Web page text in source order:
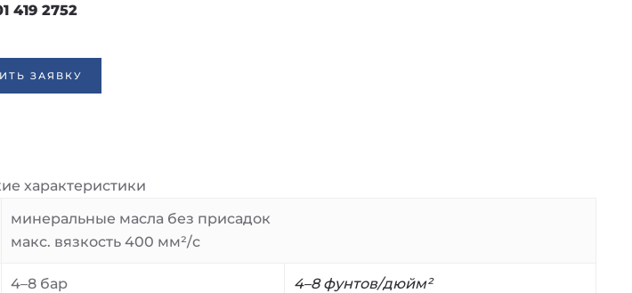
419 2752
ЗАЯВКУ
характеристики
минеральные масла без присадок
макс. вязкость 400 мм²/с
4–8 бар 4–8 фунтов/дюйм²